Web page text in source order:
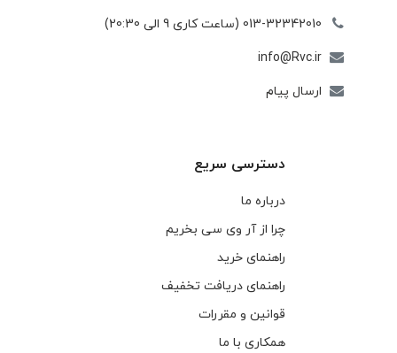
013-32342010 (ساعت کاری 9 الی 20:30)
info@Rvc.ir
ارسال پیام
دسترسی سریع
درباره ما
چرا از آر وی سی بخریم
راهنمای خرید
راهنمای دریافت تخفیف
قوانین و مقررات
همکاری با ما